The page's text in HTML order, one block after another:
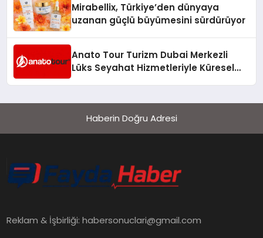
Mirabellix, Türkiye’den dünyaya
uzanan güçlü büyümesini sürdürüyor
Anato Tour Turizm Dubai Merkezli
Lüks Seyahat Hizmetleriyle Küresel
Haberin Doğru Adresi
Reklam & İşbirliği:habersonuclari@gmail.com